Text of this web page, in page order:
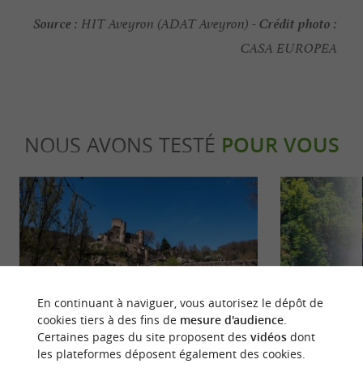
Source : HIT Aveyron (ADAT Aveyron) -Crédit photo :
CASA EUROPEA
NOUS AVONS TESTÉ POUR VOUS
Les plus beaux villages de l’Aveyron
Culturelle
Les
En continuant à naviguer, vous autorisez le dépôt de
cookies tiers à des fins de mesure d'audience.
Certaines pages du site proposent des vidéosdont
les plateformes déposent également des cookies.